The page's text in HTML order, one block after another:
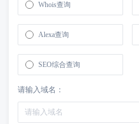
Whois查询
Alexa查询
SEO综合查询
请输入域名：